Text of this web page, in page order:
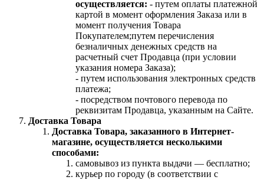
осуществляется: - путем оплаты платежной
картой в момент оформления Заказа или в
момент получения Товара
Покупателем;путем перечисления
безналичных денежных средств на
расчетный счет Продавца (при условии
указания номера Заказа);
- путем использования электронных средств
платежа;
- посредством почтового перевода по
реквизитам Продавца, указанным на Сайте.
Доставка Товара
Доставка Товара, заказанного в Интернет-
магазине, осуществляется несколькими
способами:
самовывоз из пункта выдачи — бесплатно;
курьер по городу (в соответствии с